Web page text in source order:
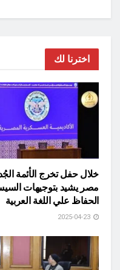
اخترنا لك
خلال حفل تخرج الأئمة
مصر يشيد بتوجيهات
الحفاظ علي اللغة العربية